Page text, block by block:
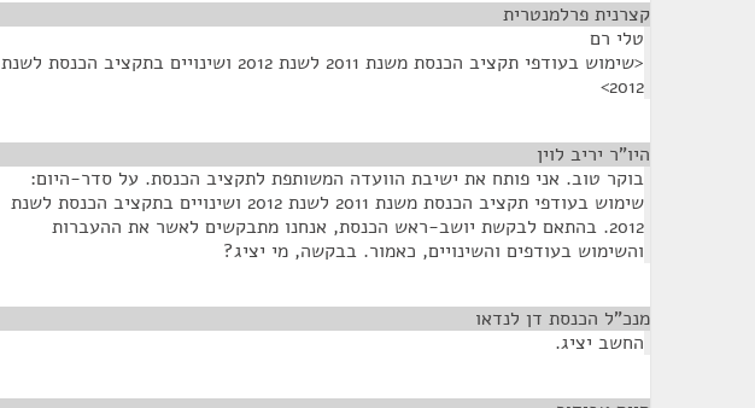
קצרנית פרלמנטרית
טלי רם
<שימוש בעודפי תקציב הכנסת משנת 2011 לשנת 2012 ושינויים בתקציב הכנסת לשנת
2012>
היו"ר יריב לוין
בוקר טוב. אני פותח את ישיבת הוועדה המשותפת לתקציב הכנסת. על סדר-היום:
שימוש בעודפי תקציב הכנסת משנת 2011 לשנת 2012 ושינויים בתקציב הכנסת לשנת
2012. בהתאם לבקשת יושב-ראש הכנסת, אנחנו מתבקשים לאשר את ההעברות
והשימוש בעודפים והשינויים, כאמור. בבקשה, מי יציג?
מנכ"ל הכנסת דן לנדאו
החשב יציג.